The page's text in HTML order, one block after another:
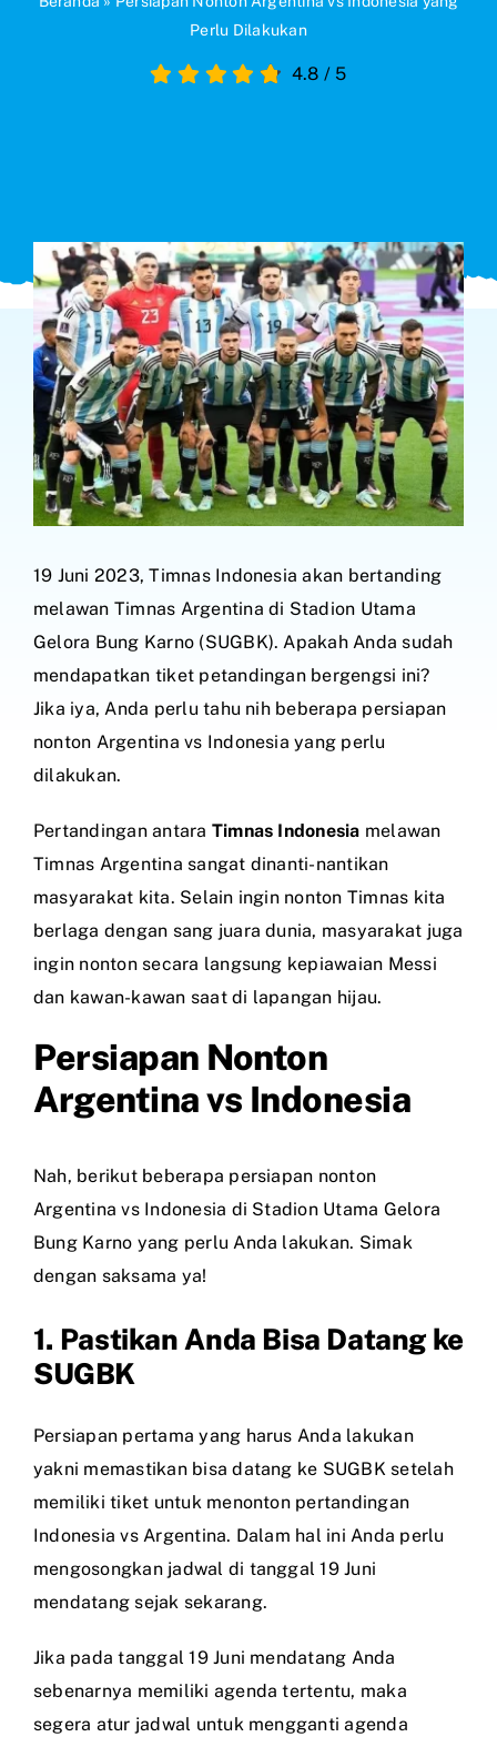
Perlu Dilakukan
4.8 / 5
19 Juni 2023, Timnas Indonesia akan bertanding
melawan Timnas Argentina di Stadion Utama
Gelora Bung Karno (SUGBK). Apakah Anda sudah
mendapatkan tiket petandingan bergengsi ini?
Jika iya, Anda perlu tahu nih beberapa persiapan
nonton Argentina vs Indonesia yang perlu
dilakukan.
Pertandingan antara Timnas Indonesia melawan
Timnas Argentina sangat dinanti-nantikan
masyarakat kita. Selain ingin nonton Timnas kita
berlaga dengan sang juara dunia, masyarakat juga
ingin nonton secara langsung kepiawaian Messi
dan kawan-kawan saat di lapangan hijau.
Persiapan Nonton
Argentina vs Indonesia
Nah, berikut beberapa persiapan nonton
Argentina vs Indonesia di Stadion Utama Gelora
Bung Karno yang perlu Anda lakukan. Simak
dengan saksama ya!
1. Pastikan Anda Bisa Datang ke
SUGBK
Persiapan pertama yang harus Anda lakukan
yakni memastikan bisa datang ke SUGBK setelah
memiliki tiket untuk menonton pertandingan
Indonesia vs Argentina. Dalam hal ini Anda perlu
mengosongkan jadwal di tanggal 19 Juni
mendatang sejak sekarang.
Jika pada tanggal 19 Juni mendatang Anda
sebenarnya memiliki agenda tertentu, maka
segera atur jadwal untuk mengganti agenda